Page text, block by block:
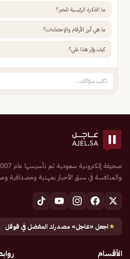
ما الفكرة الرئيسية للخبر؟
ما هي أبرز الأرقام والإحصاءات؟
كيف يؤثر هذا علي؟
والمنافسة في سبق الأخبار بمهنية ومصداقية
★اجعل «عاجل» مصدرك المفضل في قوقل
الأقسام